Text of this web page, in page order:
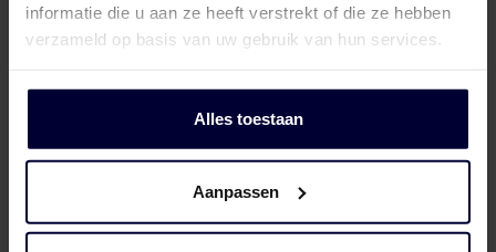
informatie die u aan ze heeft verstrekt of die ze hebben
verzameld op basis van uw gebruik van hun services.
Alles toestaan
Aanpassen